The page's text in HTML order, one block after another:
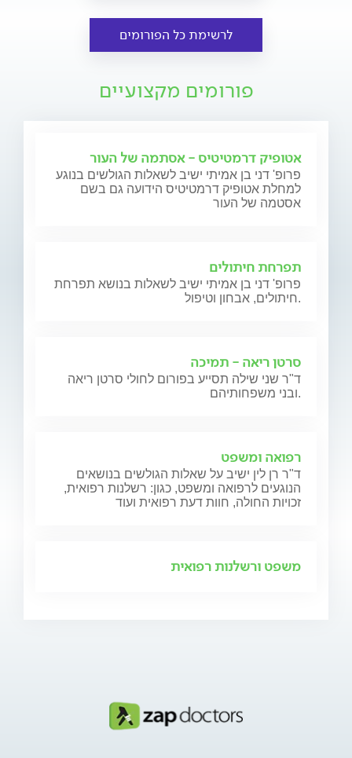
לרשימת כל הפורומים
פורומים מקצועיים
אטופיק דרמטיטיס - אסתמה של העור
פרופ' דני בן אמיתי ישיב לשאלות הגולשים בנוגע
למחלת אטופיק דרמטיטיס הידועה גם בשם
אסטמה של העור
תפרחת חיתולים
פרופ' דני בן אמיתי ישיב לשאלות בנושא תפרחת
חיתולים, אבחון וטיפול.
סרטן ריאה - תמיכה
ד"ר שני שילה תסייע בפורום לחולי סרטן ריאה
ובני משפחותיהם.
רפואה ומשפט
ד"ר רן לין ישיב על שאלות הגולשים בנושאים
הנוגעים לרפואה ומשפט, כגון: רשלנות רפואית,
זכויות החולה, חוות דעת רפואית ועוד
משפט ורשלנות רפואית